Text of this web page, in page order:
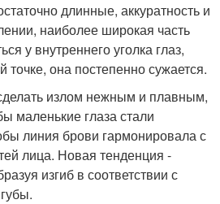
длинные, аккуратность и
наиболее широкая часть
у внутреннего уголка глаз,
точке, она постепенно сужается.
излом нежным и плавным,
маленькие глаза стали
линия брови гармонировала с
лица. Новая тенденция -
изгиб в соответствии с